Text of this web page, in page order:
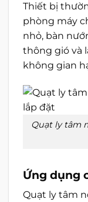
Thiết bị
phòng máy
nhỏ, bàn
thông gió và
không gian
Quạt ly tâm
Ứng dụng
Quạt ly tâm